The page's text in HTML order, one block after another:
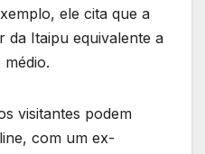
ele cita que a
da Itaipu equivalente a
visitantes podem
com um ex-